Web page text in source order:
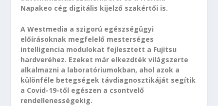
Napakeo cég digitális kijelző szakértői is.
A Westmedia a szigorú egészségügyi
előírásoknak megfelelő mesterséges
intelligencia modulokat fejlesztett a Fujitsu
hardveréhez. Ezeket már elkezdték világszerte
alkalmazni a laboratóriumokban, ahol azok a
különféle betegségek távdiagnosztikáját segítik
a Covid-19-től egészen a csontvelő
rendellenességekig.